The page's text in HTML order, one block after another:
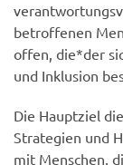
betroffenen
offen, die*der
und Inklusion
Die Hauptziel
Strategien und
mit Menschen,